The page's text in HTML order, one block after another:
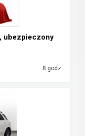
ubezpieczony
8 godz.